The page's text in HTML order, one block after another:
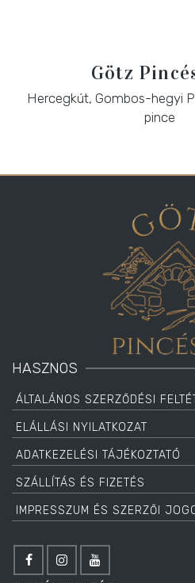
Götz
Hercegkút, Gombos-hegyi
pince
HASZNOS
ÁLTALÁNOS SZERZŐDÉSI
ELÁLLÁSI NYILATKOZAT
ADATKEZELÉSI TÁJÉKOZTATÓ
SZÁLLÍTÁS ÉS FIZETÉS
IMPRESSZUM ÉS SZERZŐI